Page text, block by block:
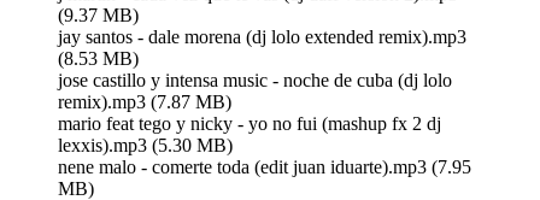
(9.37 MB)
jay santos - dale morena (dj lolo extended remix).mp3
(8.53 MB)
jose castillo y intensa music - noche de cuba (dj lolo
remix).mp3 (7.87 MB)
mario feat tego y nicky - yo no fui (mashup fx 2 dj
lexxis).mp3 (5.30 MB)
nene malo - comerte toda (edit juan iduarte).mp3 (7.95
MB)